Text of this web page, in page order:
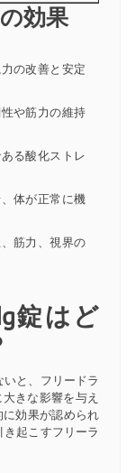
効果
の改善と安定
や筋力の維持
る酸化ストレ
体が正常に機
筋力、視界の
錠はど
と、フリードラ
きな影響を与え
効果が認められ
起こすフリーラ